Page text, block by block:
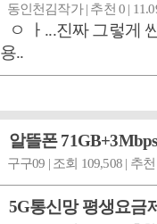
동인천김작가 | 추천 0 |
ㅇ ㅏ...진짜 그렇게
용..
알뜰폰
구구09 | 조회 109,508 | 추천
5G통신망 평생요금